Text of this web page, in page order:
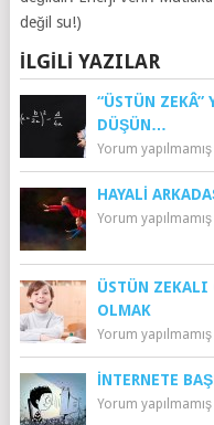
değil su!)
İLGILI YAZILAR
“ÜSTÜN ZEKÂ”
DÜŞÜN…
Yorum yapılmamış
HAYALI
Yorum yapılmamış
ÜSTÜN ZEKALI
OLMAK
Yorum yapılmamış
İNTERNETE
Yorum yapılmamış